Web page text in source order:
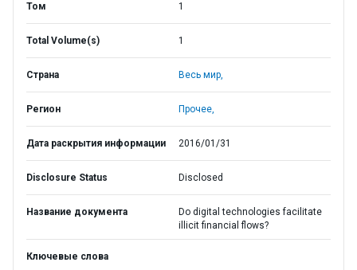
Том 1
Total Volume(s) 1
Страна Весь мир,
Регион Прочее,
Дата раскрытия информации 2016/01/31
Disclosure Status Disclosed
Название документа
Do digital technologies facilitate
illicit financial flows?
Ключевые слова